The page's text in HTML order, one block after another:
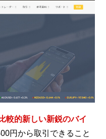
較的新しい新鋭のバイ
円から取引できること